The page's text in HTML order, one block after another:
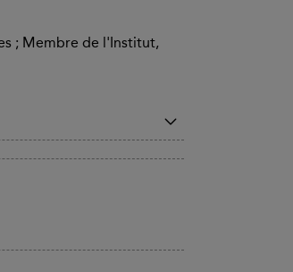
; Membre de l'Institut,